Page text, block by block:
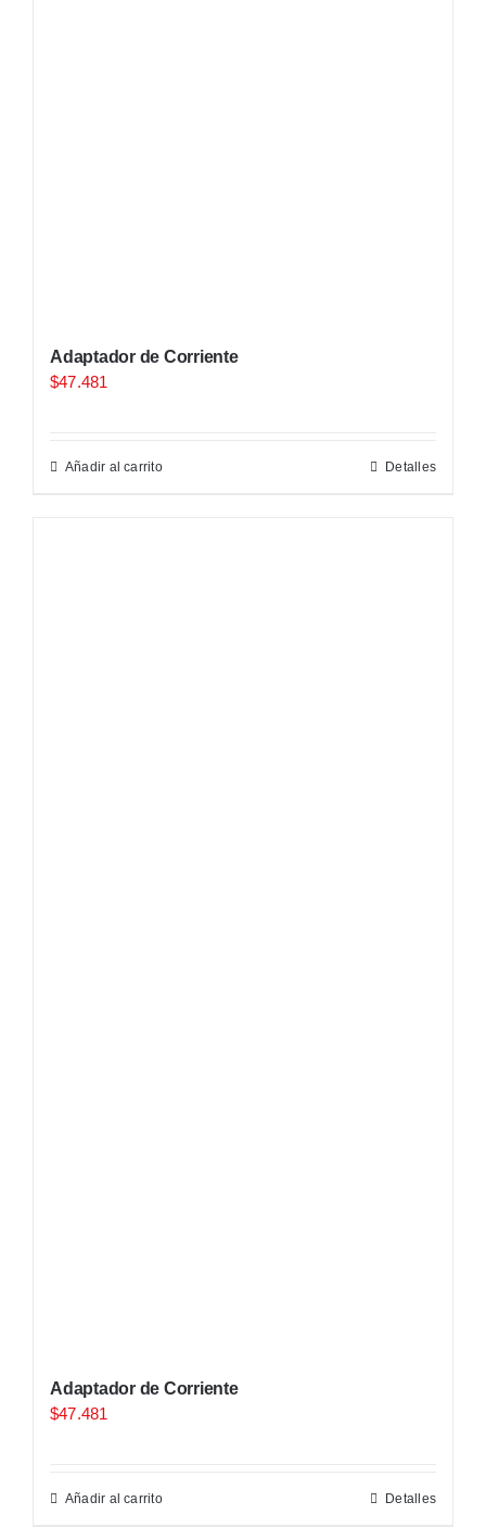
Adaptador de Corriente
$47.481
Añadir al carrito Detalles
Adaptador de Corriente
$47.481
Añadir al carrito Detalles